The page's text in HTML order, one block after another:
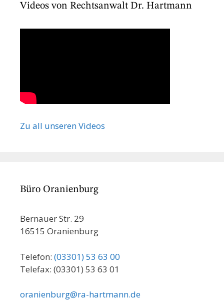
Videos von Rechtsanwalt Dr. Hartmann
Zu all unseren Videos
Büro Oranienburg
Bernauer Str. 29
16515 Oranienburg
Telefon: (03301) 53 63 00
Telefax: (03301) 53 63 01
oranienburg@ra-hartmann.de